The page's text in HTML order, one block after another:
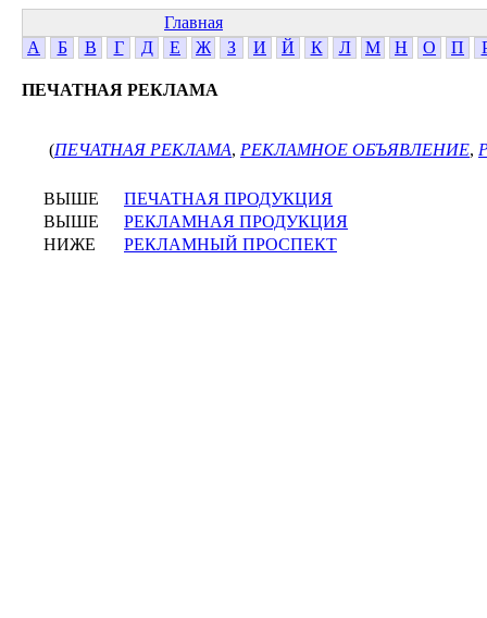
Главная
А
Б В Г Д Е Ж З И Й К Л М Н О П
ПЕЧАТНАЯ РЕКЛАМА
(ПЕЧАТНАЯ РЕКЛАМА, РЕКЛАМНОЕ ОБЪЯВЛЕНИЕ,
ВЫШЕ
ПЕЧАТНАЯ ПРОДУКЦИЯ
ВЫШЕ
РЕКЛАМНАЯ ПРОДУКЦИЯ
НИЖЕ
РЕКЛАМНЫЙ ПРОСПЕКТ